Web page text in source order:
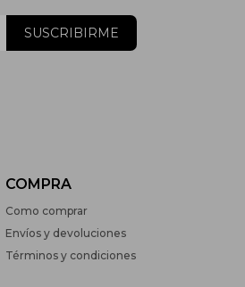
COMPRA
Como comprar
Envíos y devoluciones
Términos y condiciones
SUSCRIBIRME